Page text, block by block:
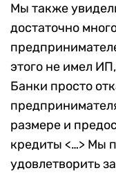
Мы также
достаточно
этого не имел
Банки просто
размере и
кредиты <…> Мы
удовлетворить